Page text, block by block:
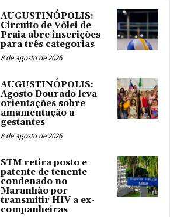
AUGUSTINÓPOLIS:
Circuito de Vôlei de
Praia abre inscrições
para três categorias
8 de agosto de 2026
AUGUSTINÓPOLIS:
Agosto Dourado leva
orientações sobre
amamentação a
gestantes
8 de agosto de 2026
STM retira posto e
patente de tenente
condenado no
Maranhão por
transmitir HIV a ex-
companheiras